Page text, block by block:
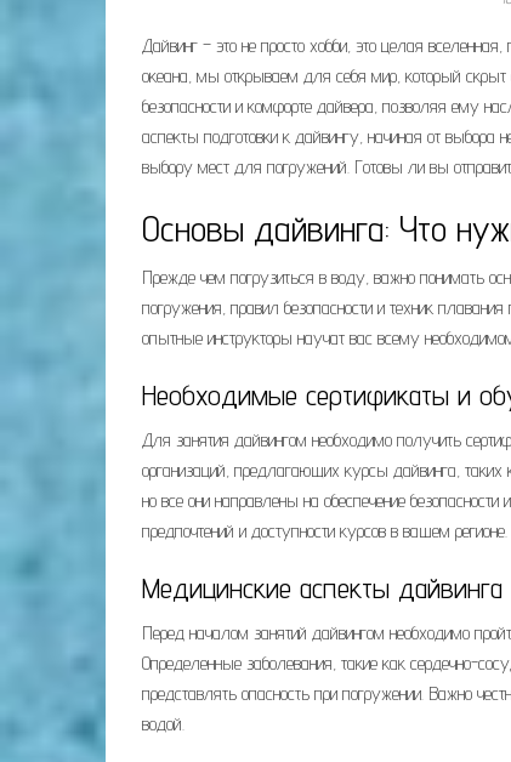
Дайвинг – это не просто хобби, это целая
океана, мы открываем для себя мир, который
безопасности и комфорте дайвера, позволяя ему
аспекты подготовки к дайвингу, начиная от выбора
выбору мест для погружений. Готовы ли вы
Основы дайвинга: Что
Прежде чем погрузиться в воду, важно понимать
погружения, правил безопасности и техник
опытные инструкторы научат вас всему
Необходимые сертификаты и
Для занятия дайвингом необходимо получить
организаций, предлагающих курсы дайвинга,
но все они направлены на обеспечение
предпочтений и доступности курсов в вашем регионе.
Медицинские аспекты дайвинга
Перед началом занятий дайвингом необходимо
Определенные заболевания, такие как сердечно-
представлять опасность при погружении. Важно
водой.